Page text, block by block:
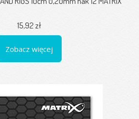
15,92 zł
Zobacz więcej